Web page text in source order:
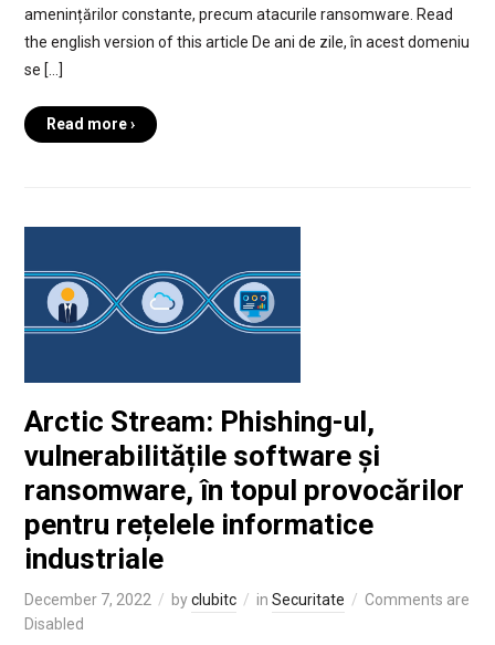
amenințărilor constante, precum atacurile ransomware. Read
the english version of this article De ani de zile, în acest domeniu
se […]
Read more ›
Arctic Stream: Phishing-ul,
vulnerabilitățile software și
ransomware, în topul provocărilor
pentru rețelele informatice
industriale
December 7, 2022 byclubitc in Securitate
Comments are
Disabled